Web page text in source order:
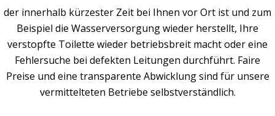
der innerhalb kürzester Zeit bei Ihnen vor Ort ist und zum
Beispiel die Wasserversorgung wieder herstellt, Ihre
verstopfte Toilette wieder betriebsbreit macht oder eine
Fehlersuche bei defekten Leitungen durchführt. Faire
Preise und eine transparente Abwicklung sind für unsere
vermittelteten Betriebe selbstverständlich.